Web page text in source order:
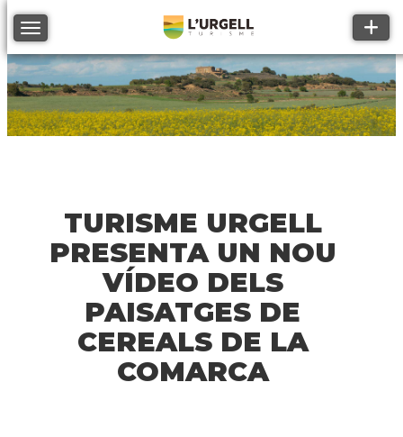
Toggle navigation
TURISME URGELL
PRESENTA UN NOU
VÍDEO DELS
PAISATGES DE
CEREALS DE LA
COMARCA